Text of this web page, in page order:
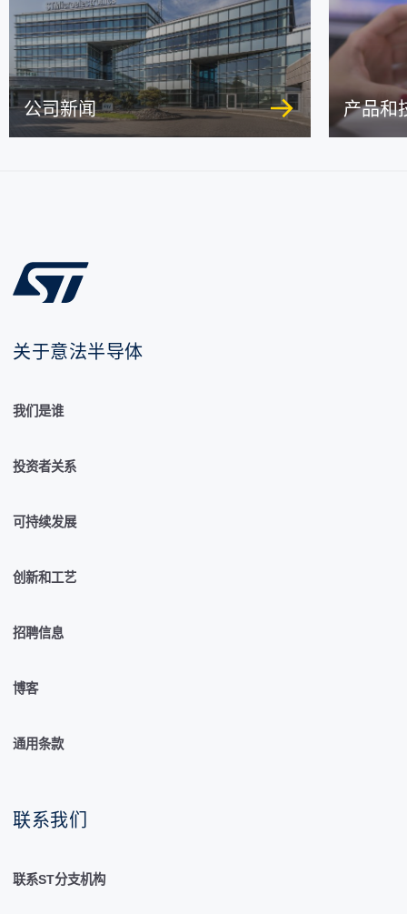
公司新闻 产品和
关于意法半导体
我们是谁
投资者关系
可持续发展
创新和工艺
招聘信息
博客
通用条款
联系我们
联系ST分支机构